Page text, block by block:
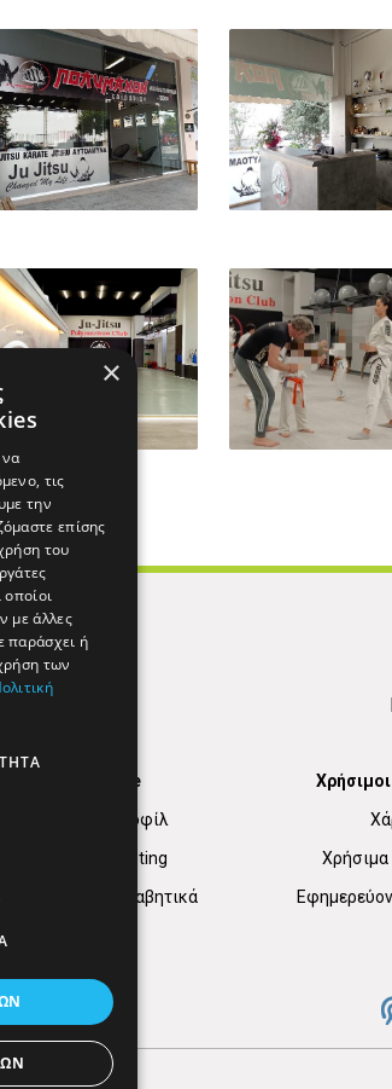
Find Here
Εταιρικό Προφίλ
Digital marketing
Κατηγορίες Αλφαβητικά
×
να
τις
την
επίσης
του
με άλλες
παράσχει ή
των